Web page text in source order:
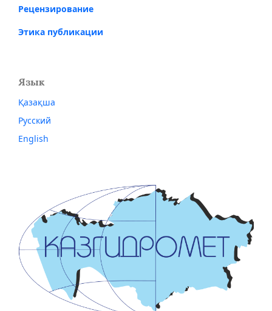
Рецензирование
Этика публикации
Язык
Қазақша
Русский
English